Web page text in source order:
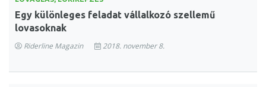
Egy különleges feladat vállalkozó szellemű
lovasoknak
Riderline Magazin 2018. november 8.